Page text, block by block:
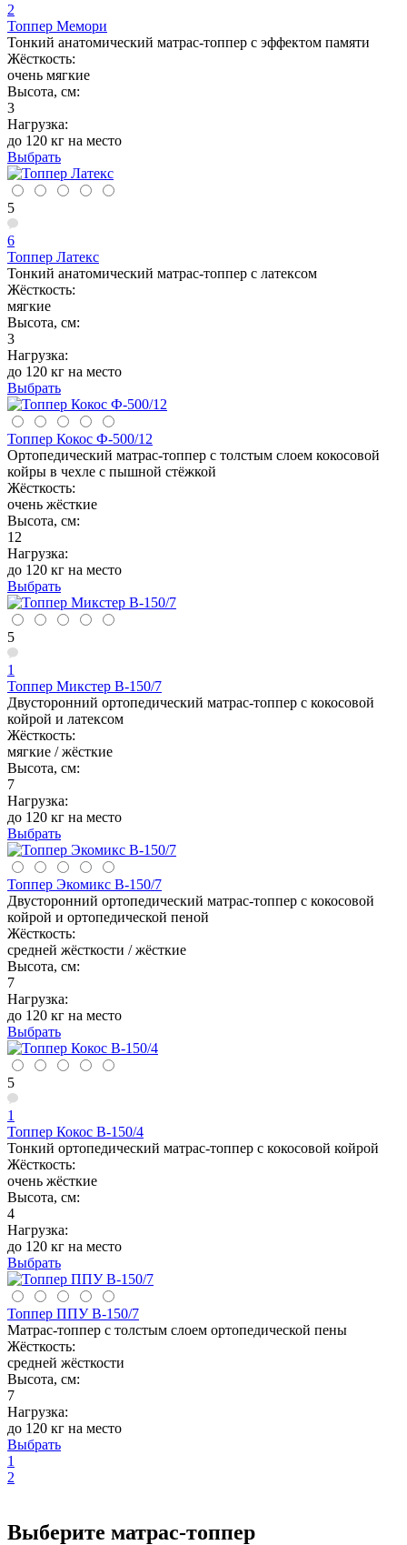
2
Топпер Мемори
Тонкий анатомический матрас-топпер с эффектом памяти
Жёсткость:
очень мягкие
Высота, см:
3
Нагрузка:
до 120 кг на место
Выбрать
5
6
Топпер Латекс
Тонкий анатомический матрас-топпер с латексом
Жёсткость:
мягкие
Высота, см:
3
Нагрузка:
до 120 кг на место
Выбрать
Топпер Кокос Ф-500/12
Ортопедический матрас-топпер с толстым слоем кокосовой
койры в чехле с пышной стёжкой
Жёсткость:
очень жёсткие
Высота, см:
12
Нагрузка:
до 120 кг на место
Выбрать
5
1
Топпер Микстер В-150/7
Двусторонний ортопедический матрас-топпер с кокосовой
койрой и латексом
Жёсткость:
мягкие / жёсткие
Высота, см:
7
Нагрузка:
до 120 кг на место
Выбрать
Топпер Экомикс В-150/7
Двусторонний ортопедический матрас-топпер с кокосовой
койрой и ортопедической пеной
Жёсткость:
средней жёсткости / жёсткие
Высота, см:
7
Нагрузка:
до 120 кг на место
Выбрать
5
1
Топпер Кокос В-150/4
Тонкий ортопедический матрас-топпер с кокосовой койрой
Жёсткость:
очень жёсткие
Высота, см:
4
Нагрузка:
до 120 кг на место
Выбрать
Топпер ППУ В-150/7
Матрас-топпер с толстым слоем ортопедической пены
Жёсткость:
средней жёсткости
Высота, см:
7
Нагрузка:
до 120 кг на место
Выбрать
1
2
Выберите матрас-топпер